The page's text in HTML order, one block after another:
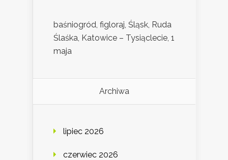
baśniogród, figloraj, Śląsk, Ruda
Ślaśka, Katowice – Tysiąclecie, 1
maja
Archiwa
lipiec 2026
czerwiec 2026